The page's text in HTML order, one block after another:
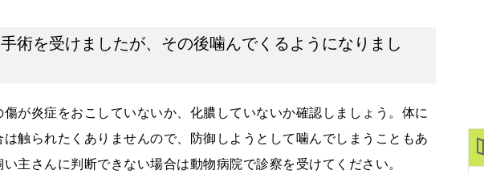
術を受けましたが、その後噛んでくるようになりまし
傷が炎症をおこしていないか、化膿していないか確認しましょう。体に
触られたくありませんので、防御しようとして噛んでしまうこともあ
主さんに判断できない場合は動物病院で診察を受けてください。